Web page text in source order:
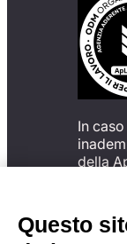
In
della
del
Questo